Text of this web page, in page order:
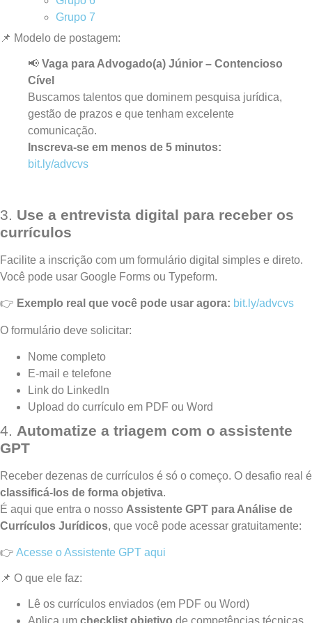
Grupo 7
📌 Modelo de postagem:
📢 Vaga para Advogado(a) Júnior – Contencioso
Cível
Buscamos talentos que dominem pesquisa jurídica,
gestão de prazos e que tenham excelente
comunicação.
Inscreva-se em menos de 5 minutos:
bit.ly/advcvs
3. Use a entrevista digital para receber os
currículos
Facilite a inscrição com um formulário digital simples e direto.
Você pode usar Google Forms ou Typeform.
👉 Exemplo real que você pode usar agora: bit.ly/advcvs
O formulário deve solicitar:
Nome completo
E-mail e telefone
Link do LinkedIn
Upload do currículo em PDF ou Word
4. Automatize a triagem com o assistente
GPT
Receber dezenas de currículos é só o começo. O desafio real é
classificá-los de forma objetiva.
É aqui que entra o nosso Assistente GPT para Análise de
Currículos Jurídicos, que você pode acessar gratuitamente:
👉 Acesse o Assistente GPT aqui
📌 O que ele faz:
Lê os currículos enviados (em PDF ou Word)
Aplica um checklist objetivo de competências técnicas